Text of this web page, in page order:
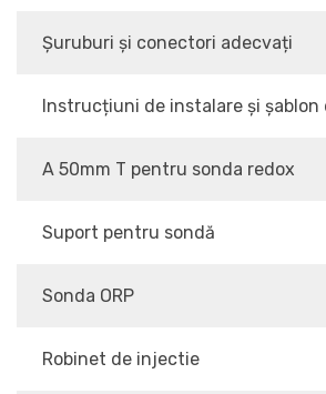
Șuruburi și conectori adecvați
Instrucțiuni de instalare și șablon
A 50mm T pentru sonda redox
Suport pentru sondă
Sonda ORP
Robinet de injectie